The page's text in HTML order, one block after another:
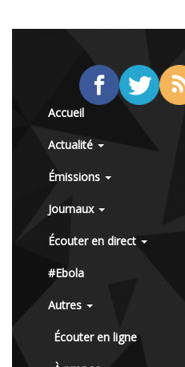
Accueil
Actualité
Émissions
Journaux
Écouter en direct
#Ebola
Autres
Écouter en ligne